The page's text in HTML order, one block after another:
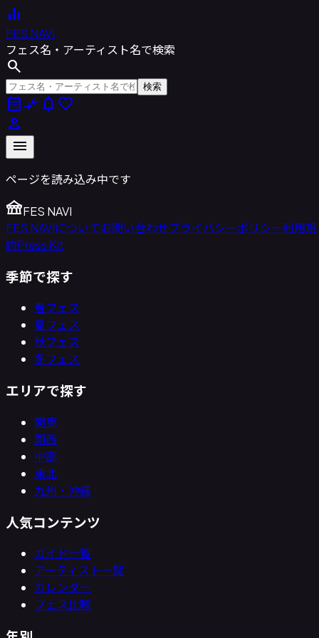
equalizer
FES NAVI
フェス名・アーティスト名で検索
search
検索
calendar_monthcompare_arrows notifications favorite
person
menu
ページを読み込み中です
festivalFES NAVI
FES NAVIについてお問い合わせプライバシーポリシー利用規
約Press Kit
季節で探す
春フェス
夏フェス
秋フェス
冬フェス
エリアで探す
関東
関西
中部
東北
九州・沖縄
人気コンテンツ
ガイド一覧
アーティスト一覧
カレンダー
フェス比較